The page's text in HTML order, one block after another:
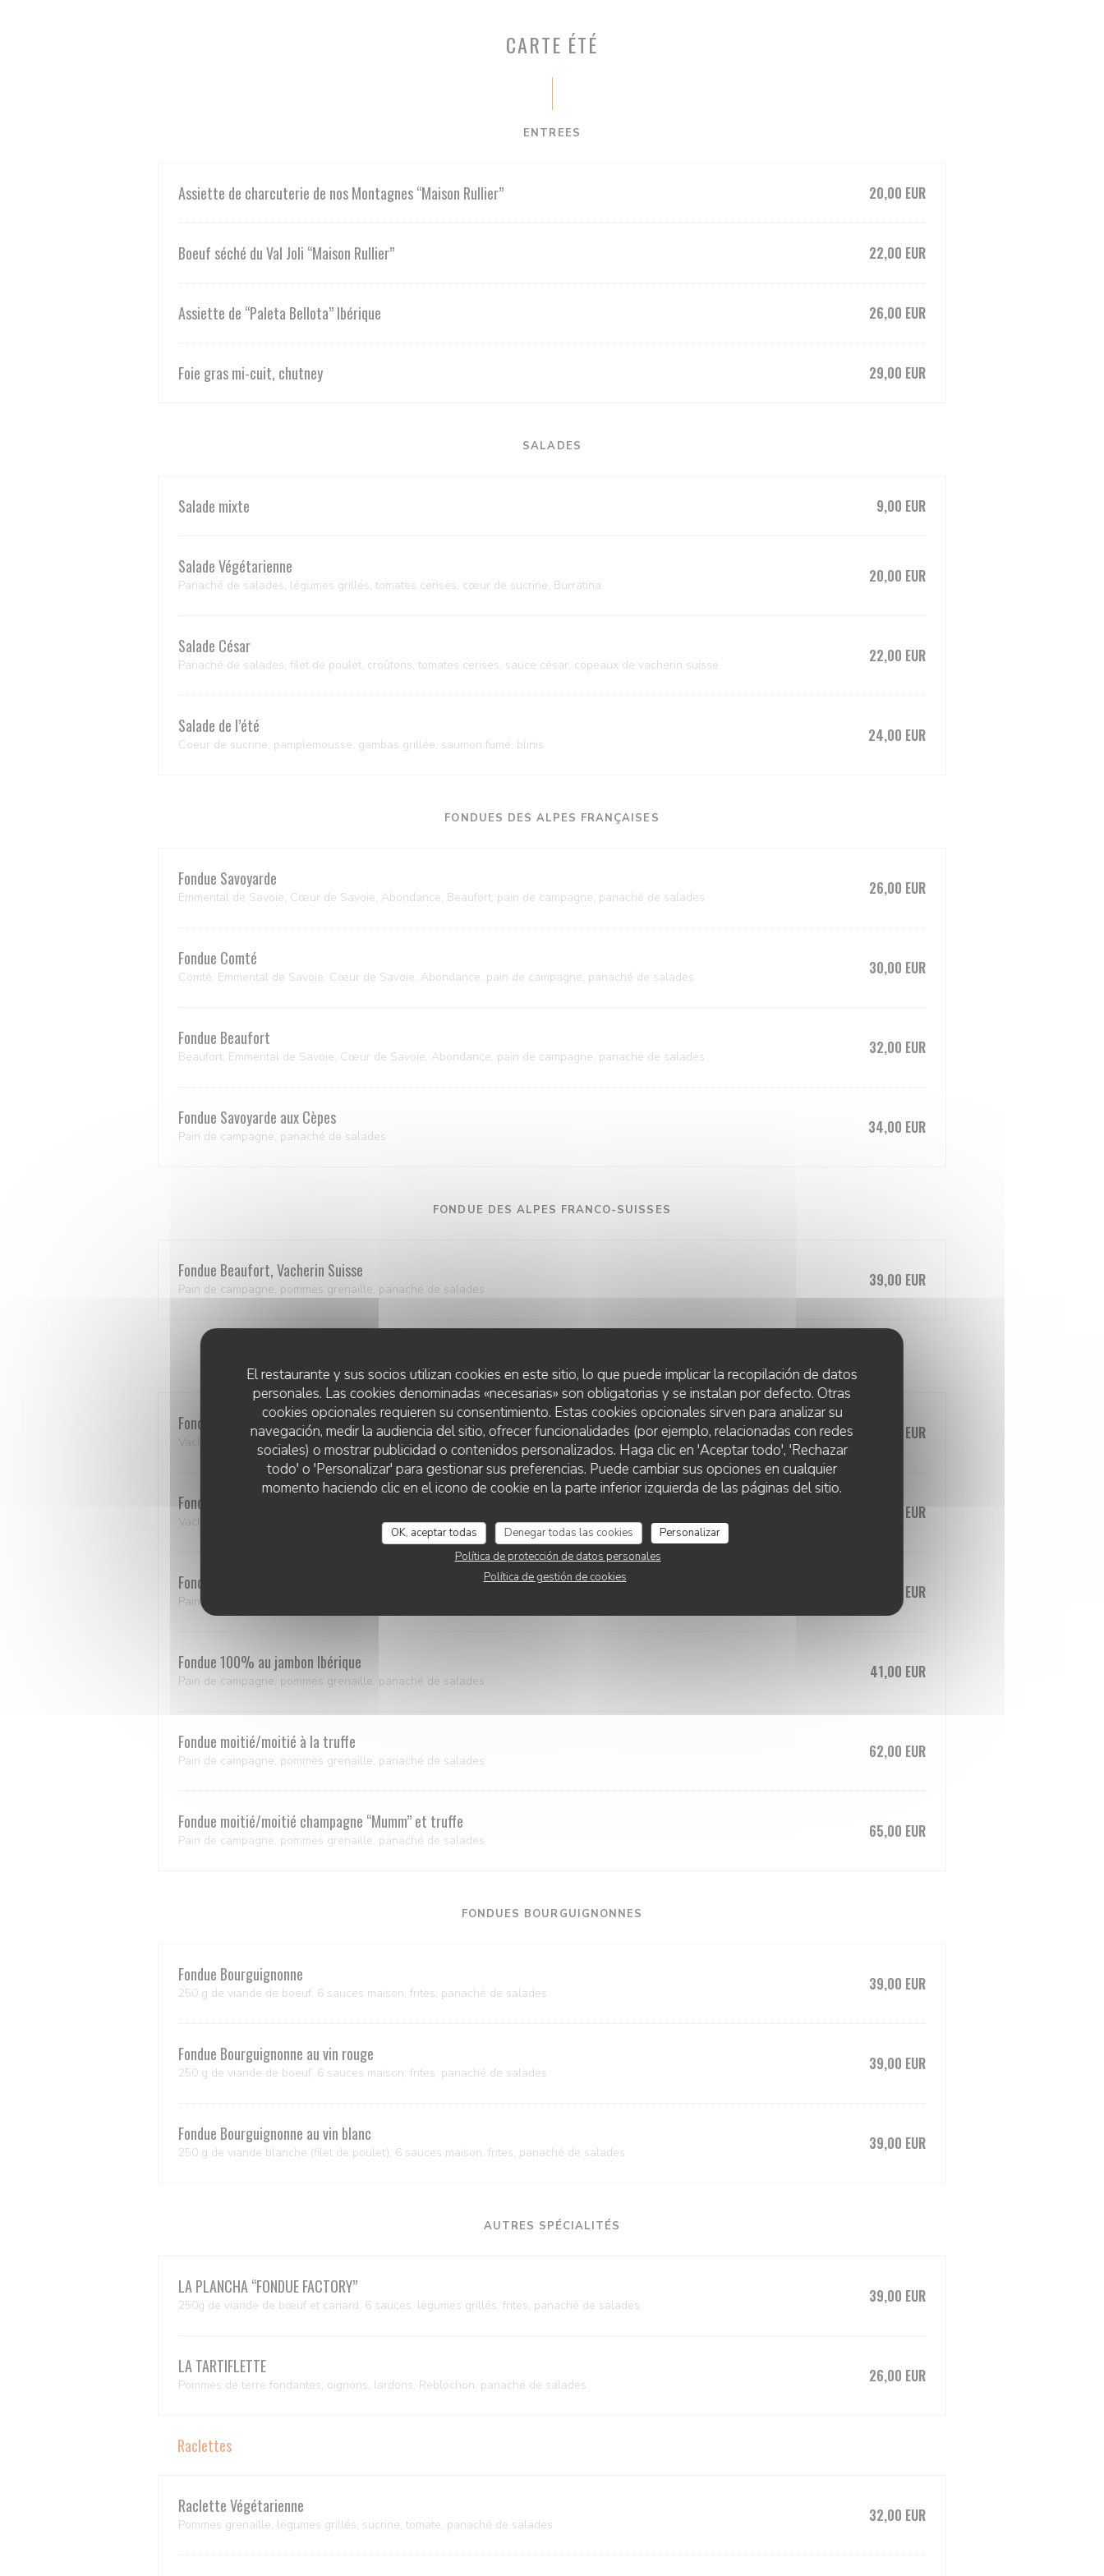
El restaurante y sus socios utilizan cookies en este sitio, lo que puede implicar la recopilación de datos
personales. Las cookies denominadas «necesarias» son obligatorias y se instalan por defecto. Otras
cookies opcionales requieren su consentimiento. Estas cookies opcionales sirven para analizar su
navegación, medir la audiencia del sitio, ofrecer funcionalidades (por ejemplo, relacionadas con redes
sociales) o mostrar publicidad o contenidos personalizados. Haga clic en 'Aceptar todo', 'Rechazar
todo' o 'Personalizar' para gestionar sus preferencias. Puede cambiar sus opciones en cualquier
momento haciendo clic en el icono de cookie en la parte inferior izquierda de las páginas del sitio.
OK, aceptar todas Denegar todas las cookies
Personalizar
Política de protección de datos personales
Política de gestión de cookies
CARTE ÉTÉ
ENTREES
Assiette de charcuterie de nos Montagnes ‘‘Maison Rullier’’ 20,00 EUR
Boeuf séché du Val Joli ‘‘Maison Rullier’’ 22,00 EUR
Assiette de ‘‘Paleta Bellota’’ Ibérique 26,00 EUR
Foie gras mi-cuit, chutney 29,00 EUR
SALADES
Salade mixte 9,00 EUR
Salade Végétarienne
Panaché de salades, légumes grillés, tomates cerises, cœur de sucrine, Burratina 20,00 EUR
Salade César
Panaché de salades, filet de poulet, croûtons, tomates cerises, sauce césar, copeaux de vacherin suisse 22,00 EUR
Salade de l’été
Coeur de sucrine, pamplemousse, gambas grillée, saumon fumé, blinis 24,00 EUR
FONDUES DES ALPES FRANÇAISES
Fondue Savoyarde
Emmental de Savoie, Cœur de Savoie, Abondance, Beaufort, pain de campagne, panaché de salades 26,00 EUR
Fondue Comté
Comté, Emmental de Savoie, Cœur de Savoie, Abondance, pain de campagne, panaché de salades 30,00 EUR
Fondue Beaufort
Beaufort, Emmental de Savoie, Cœur de Savoie, Abondance, pain de campagne, panaché de salades 32,00 EUR
Fondue Savoyarde aux Cèpes
Pain de campagne, panaché de salades 34,00 EUR
FONDUE DES ALPES FRANCO-SUISSES
Fondue Beaufort, Vacherin Suisse
Pain de campagne, pommes grenaille, panaché de salades 39,00 EUR
Fondue moitié/moitié
Vacherin Suisse, Gruyère Suisse, pain de campagne, pommes grenaille, panaché de salades 39,00 EUR
Fondue 100%
Vacherin Suisse, légère, base eau, pain de campagne, pommes grenaille, panaché de salades 39,00 EUR
Fondue moitié/moitié à la bière
Pain de campagne, pommes grenaille, panaché de salades 39,00 EUR
Fondue 100% au jambon Ibérique
Pain de campagne, pommes grenaille, panaché de salades 41,00 EUR
Fondue moitié/moitié à la truffe
Pain de campagne, pommes grenaille, panaché de salades 62,00 EUR
Fondue moitié/moitié champagne ‘‘Mumm’’ et truffe
Pain de campagne, pommes grenaille, panaché de salades 65,00 EUR
FONDUES BOURGUIGNONNES
Fondue Bourguignonne
250 g de viande de boeuf, 6 sauces maison, frites, panaché de salades 39,00 EUR
Fondue Bourguignonne au vin rouge
250 g de viande de boeuf, 6 sauces maison, frites, panaché de salades 39,00 EUR
Fondue Bourguignonne au vin blanc
250 g de viande blanche (filet de poulet), 6 sauces maison, frites, panaché de salades 39,00 EUR
AUTRES SPÉCIALITÉS
LA PLANCHA ‘‘FONDUE FACTORY’’
250g de viande de bœuf et canard, 6 sauces, légumes grillés, frites, panaché de salades 39,00 EUR
LA TARTIFLETTE
Pommes de terre fondantes, oignons, lardons, Reblochon, panaché de salades 26,00 EUR
Raclettes
Raclette Végétarienne
Pommes grenaille, légumes grillés, sucrine, tomate, panaché de salades 32,00 EUR